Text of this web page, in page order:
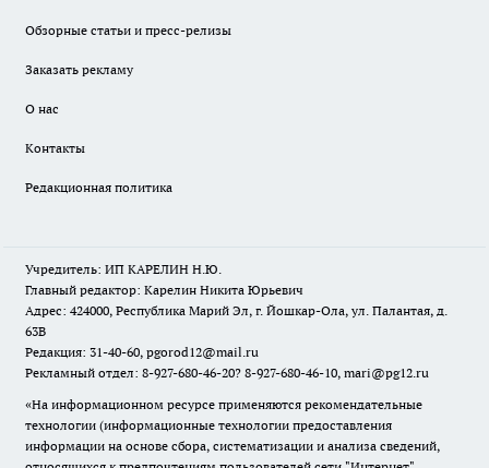
Обзорные статьи и пресс-релизы
Заказать рекламу
О нас
Контакты
Редакционная политика
Учредитель: ИП КАРЕЛИН Н.Ю.
Главный редактор: Карелин Никита Юрьевич
Адрес: 424000, Республика Марий Эл, г. Йошкар-Ола, ул. Палантая, д.
63В
Редакция: 31-40-60, pgorod12@mail.ru
Рекламный отдел: 8-927-680-46-20? 8-927-680-46-10, mari@pg12.ru
«На информационном ресурсе применяются рекомендательные
технологии (информационные технологии предоставления
информации на основе сбора, систематизации и анализа сведений,